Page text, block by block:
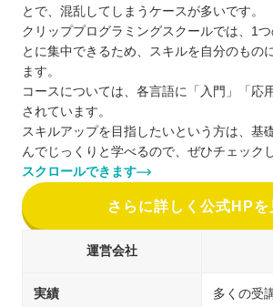
とで、混乱してしまうケースが多いです。
クリッププログラミングスクールでは、1
とに集中できるため、スキルを自分のもの
ます。
コースについては、各言語に「入門」「応
されています。
スキルアップを目指したいという方は、基
んでじっくりと学べるので、ぜひチェック
スクロールできます
さらに詳しく公式HPを
運営会社
実績 多くの受